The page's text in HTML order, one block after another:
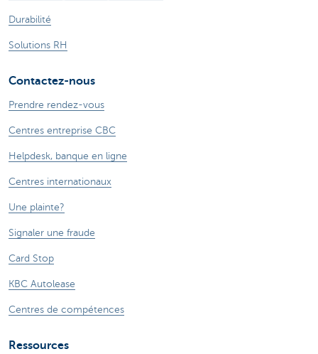
Durabilité
Solutions RH
Contactez-nous
Prendre rendez-vous
Centres entreprise CBC
Helpdesk, banque en ligne
Centres internationaux
Une plainte?
Signaler une fraude
Card Stop
KBC Autolease
Centres de compétences
Ressources